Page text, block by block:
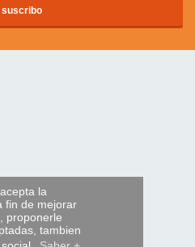
la
fin de mejorar
proponerle
tambien